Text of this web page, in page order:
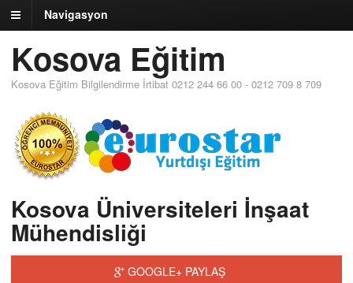
Navigasyon
Kosova Eğitim
Kosova Eğitim Bilgilendirme İrtibat 0212 244 66 00 - 0212 709 8 709
Kosova Üniversiteleri İnşaat
Mühendisliği
GOOGLE+ PAYLAŞ